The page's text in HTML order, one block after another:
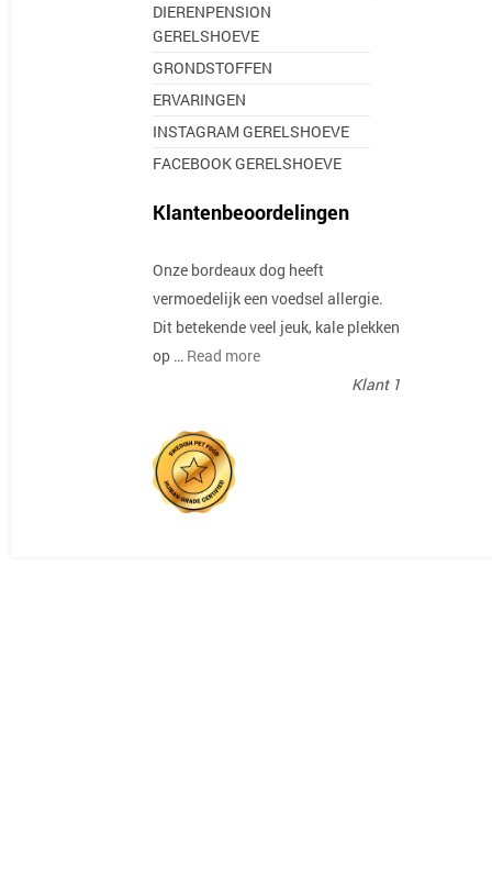
DIERENPENSION
GERELSHOEVE
GRONDSTOFFEN
ERVARINGEN
INSTAGRAM GERELSHOEVE
FACEBOOK GERELSHOEVE
Klantenbeoordelingen
Onze bordeaux dog heeft
vermoedelijk een voedsel allergie.
Dit betekende veel jeuk, kale plekken
op … Read more
Klant 1